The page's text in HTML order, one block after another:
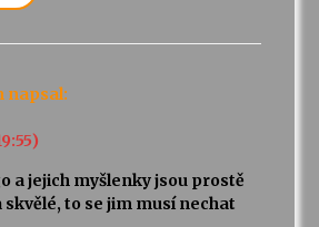
napsal:
a jejich myšlenky jsou prostě
skvělé, to se jim musí nechat